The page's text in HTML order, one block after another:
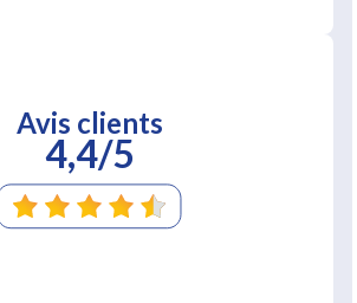
Avis clients
4,4/5